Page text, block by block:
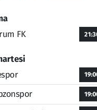
FK